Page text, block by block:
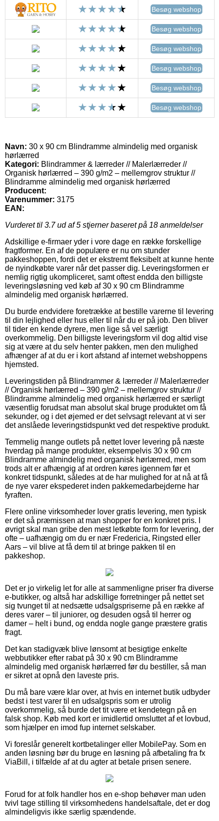
Besøg webshop
Besøg webshop
Besøg webshop
Besøg webshop
Besøg webshop
Besøg webshop
Navn: 30 x 90 cm Blindramme almindelig med organisk
hørlærred
Kategori: Blindrammer & lærreder // Malerlærreder //
Organisk hørlærred – 390 g/m2 – mellemgrov struktur //
Blindramme almindelig med organisk hørlærred
Producent:
Varenummer: 3175
EAN:
Vurderet til 3.7ud af 5 stjerner baseret på 18 anmeldelser
Adskillige e-firmaer yder i vore dage en række forskellige
fragtformer. En af de populære er nu om stunder
pakkeshoppen, fordi det er ekstremt fleksibelt at kunne hente
de nyindkøbte varer når det passer dig. Leveringsformen er
nemlig rigtig ukompliceret, samt oftest endda den billigste
leveringsløsning ved køb af 30 x 90 cm Blindramme
almindelig med organisk hørlærred.
Du burde endvidere foretrække at bestille varerne til levering
til din lejlighed eller hus eller til når du er på job. Den bliver
til tider en kende dyrere, men lige så vel særligt
overkommelig. Den billigste leveringsform vil dog altid vise
sig at være at du selv henter pakken, men den mulighed
afhænger af at du er i kort afstand af internet webshoppens
hjemsted.
Leveringstiden på Blindrammer & lærreder // Malerlærreder
// Organisk hørlærred – 390 g/m2 – mellemgrov struktur //
Blindramme almindelig med organisk hørlærred er særligt
væsentlig forudsat man absolut skal bruge produktet om få
sekunder, og i det øjemed er det selvsagt relevant at vi ser
det anslåede leveringstidspunkt ved det respektive produkt.
Temmelig mange outlets på nettet lover levering på næste
hverdag på mange produkter, eksempelvis 30 x 90 cm
Blindramme almindelig med organisk hørlærred, men som
trods alt er afhængig af at ordren køres igennem før et
konkret tidspunkt, således at de har mulighed for at nå at få
de nye varer ekspederet inden pakkemedarbejderne har
fyraften.
Flere online virksomheder lover gratis levering, men typisk
er det så præmissen at man shopper for en konkret pris. I
øvrigt skal man gribe den mest letkøbte form for levering, der
ofte – uafhængig om du er nær Fredericia, Ringsted eller
Aars – vil blive at få dem til at bringe pakken til en
pakkeshop.
Det er jo virkelig let for alle at sammenligne priser fra diverse
e-butikker, og altså har adskillige forretninger på nettet set
sig tvunget til at nedsætte udsalgspriserne på en række af
deres varer – til juniorer, og desuden også til herrer og
damer – helt i bund, og endda nogle gange præstere gratis
fragt.
Det kan stadigvæk blive lønsomt at besigtige enkelte
webbutikker efter rabat på 30 x 90 cm Blindramme
almindelig med organisk hørlærred før du bestiller, så man
er sikret at opnå den laveste pris.
Du må bare være klar over, at hvis en internet butik udbyder
bedst i test varer til en udsalgspris som er utrolig
overkommelig, så burde det tit være et kendetegn på en
falsk shop. Køb med kort er imidlertid omsluttet af et lovbud,
som hjælper en imod fup internet selskaber.
Vi foreslår generelt kortbetalinger eller MobilePay. Som en
anden løsning bør du bruge en løsning på afbetaling fra fx
ViaBill, i tilfælde af at du agter at betale prisen senere.
Forud for at folk handler hos en e-shop behøver man uden
tvivl tage stilling til virksomhedens handelsaftale, det er dog
almindeligvis ikke særlig spændende.